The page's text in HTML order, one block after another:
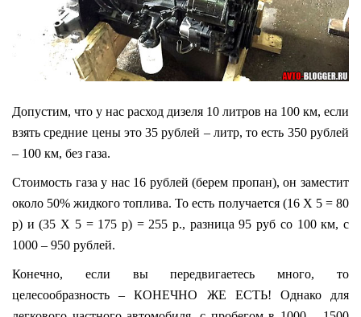
Допустим, что у нас расход дизеля 10 литров на 100 км, если
взять средние цены это 35 рублей – литр, то есть 350 рублей
– 100 км, без газа.
Стоимость газа у нас 16 рублей (берем пропан), он заместит
около 50% жидкого топлива. То есть получается (16 Х 5 = 80
р) и (35 Х 5 = 175 р) = 255 р., разница 95 руб со 100 км, с
1000 – 950 рублей.
Конечно, если вы передвигаетесь много, то
целесообразность – КОНЕЧНО ЖЕ ЕСТЬ! Однако для